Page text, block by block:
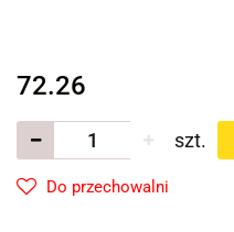
72.26
szt.
Do przechowalni